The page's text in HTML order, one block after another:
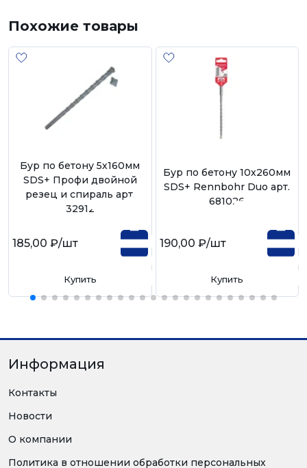
Похожие товары
Бур по бетону 5х160мм
SDS+ Профи двойной
резец и спираль арт.
32912
185,00 ₽/шт
Купить
Бур по бетону 10х260мм
SDS+ Rennbohr Duo арт.
681026
190,00 ₽/шт
Купить
Информация
Контакты
Новости
О компании
Политика в отношении обработки персональных